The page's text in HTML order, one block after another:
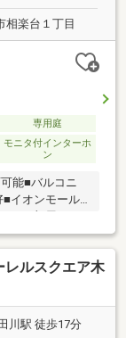
相楽台１丁目
専用庭
モニタ付インターホ
ン
能■バルコニ
■イオンモール
にお部屋があ
も安心
ルスクエア木
川駅 徒歩17分